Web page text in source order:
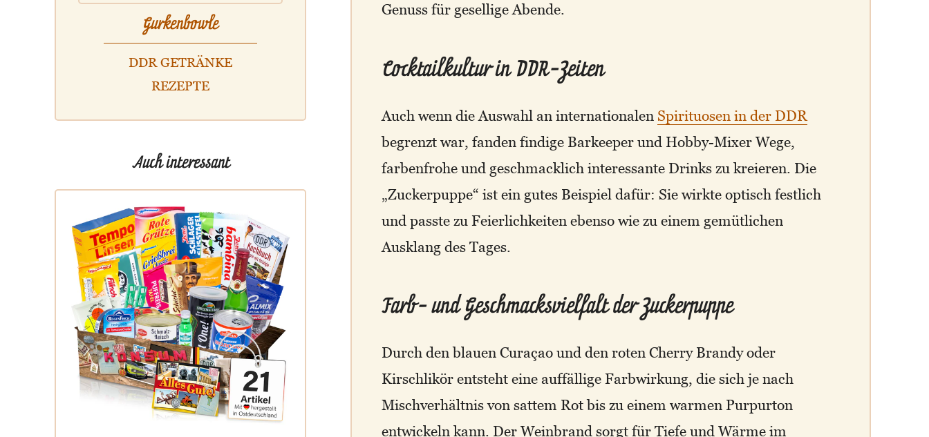
Genuss für gesellige Abende.
Cocktailkultur in DDR-Zeiten
Auch wenn die Auswahl an internationalen Spirituosen in der DDR
begrenzt war, fanden findige Barkeeper und Hobby-Mixer Wege,
farbenfrohe und geschmacklich interessante Drinks zu kreieren. Die
„Zuckerpuppe“ ist ein gutes Beispiel dafür: Sie wirkte optisch festlich
und passte zu Feierlichkeiten ebenso wie zu einem gemütlichen
Ausklang des Tages.
Farb- und Geschmacksvielfalt der Zuckerpuppe
Durch den blauen Curaçao und den roten Cherry Brandy oder
Kirschlikör entsteht eine auffällige Farbwirkung, die sich je nach
Mischverhältnis von sattem Rot bis zu einem warmen Purpurton
entwickeln kann. Der Weinbrand sorgt für Tiefe und Wärme im
Gurkenbowle
DDR GETRÄNKE
REZEPTE
Auch interessant